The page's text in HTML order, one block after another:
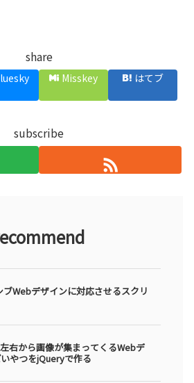
share
Misskey はてブ
subscribe
Webデザインに対応させるスクリ
右から画像が集まってくるWebデ
やつをjQueryで作る